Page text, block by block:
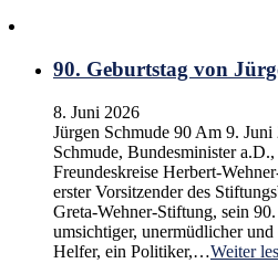
90. Geburtstag von
8. Juni 2026
Jürgen Schmude 90 Am 9. Juni
Schmude, Bundesminister
Freundeskreise Herbert-
erster Vorsitzender des
Greta-Wehner-Stiftung, sein
umsichtiger, unermüdlicher
Helfer, ein Politiker,…Weiter